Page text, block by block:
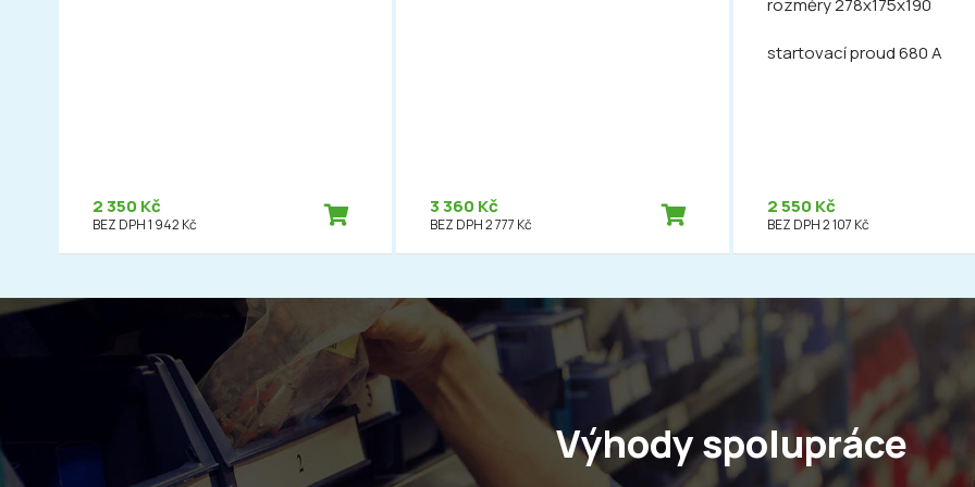
2 350 Kč
BEZ DPH 1 942 Kč
3 360 Kč
BEZ DPH 2 777 Kč
rozměry 278x175x190
startovací proud 680 A
2 550 Kč
BEZ DPH 2 107 Kč
Výhody spolupráce